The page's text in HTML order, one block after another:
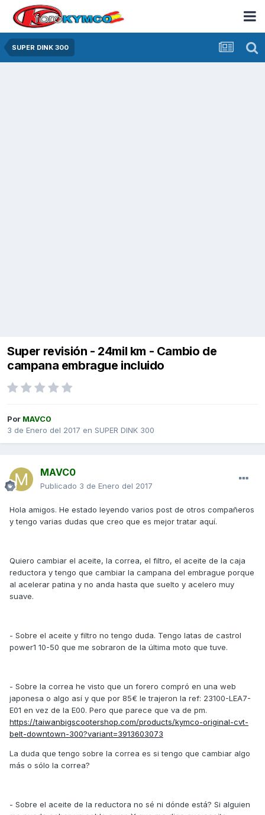
SUPER DINK 300
Super revisión - 24mil km - Cambio de
campana embrague incluido
Por MAVC0
3 de Enero del 2017 en SUPER DINK 300
MAVC0
Publicado 3 de Enero del 2017
Hola amigos. He estado leyendo varios post de otros compañeros
y tengo varias dudas que creo que es mejor tratar aquí.
Quiero cambiar el aceite, la correa, el filtro, el aceite de la caja
reductora y tengo que cambiar la campana del embrague porque
al acelerar patina y no anda hasta que suelto y acelero muy
suave.
- Sobre el aceite y filtro no tengo duda. Tengo latas de castrol
power1 10-50 que me sobraron de la última moto que tuve.
- Sobre la correa he visto que un forero compró en una web
japonesa o algo así y que por 85€ le trajeron la ref: 23100-LEA7-
E01 en vez de la E00. Pero que parece que va de pm.
https://taiwanbigscootershop.com/products/kymco-original-cvt-
belt-downtown-300?variant=3913603073
La duda que tengo sobre la correa es si tengo que cambiar algo
más o sólo la correa?
- Sobre el aceite de la reductora no sé ni dónde está? Si alguien